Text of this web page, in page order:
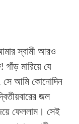
স্বামী আরও
মারিয়ে যে
আমি কোনোদিন
জল
ফেললাম। সেই